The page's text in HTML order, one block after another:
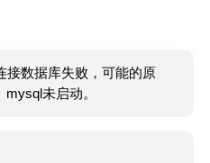
接数据库失败，可能的原
未启动。